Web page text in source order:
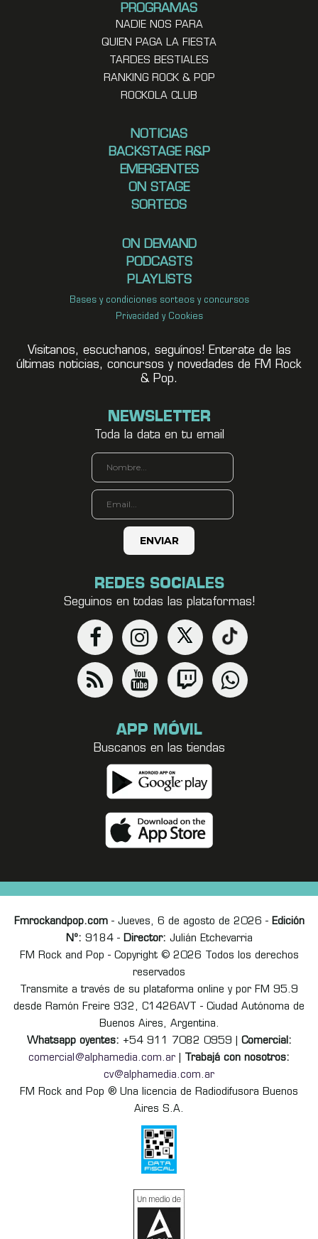
PROGRAMAS
NADIE NOS PARA
QUIEN PAGA LA FIESTA
TARDES BESTIALES
RANKING ROCK & POP
ROCKOLA CLUB
NOTICIAS
BACKSTAGE R&P
EMERGENTES
ON STAGE
SORTEOS
ON DEMAND
PODCASTS
PLAYLISTS
Bases y condiciones sorteos y concursos
Privacidad y Cookies
Visitanos, escuchanos, seguínos! Enterate de las
últimas noticias, concursos y novedades de FM Rock
& Pop.
NEWSLETTER
Toda la data en tu email
REDES SOCIALES
Seguinos en todas las plataformas!
APP MÓVIL
Buscanos en las tiendas
Fmrockandpop.com- Jueves, 6 de agosto de 2026 - Edición
Nº: 9184 - Director: Julián Etchevarria
FM Rock and Pop - Copyright © 2026 Todos los derechos
reservados
Transmite a través de su plataforma online y por FM 95.9
desde Ramón Freire 932, C1426AVT - Ciudad Autónoma de
Buenos Aires, Argentina.
Whatsapp oyentes: +54 911 7082 0959 | Comercial:
comercial@alphamedia.com.ar
Trabajá con nosotros:
cv@alphamedia.com.ar
FM Rock and Pop ® Una licencia de Radiodifusora Buenos
Aires S.A.